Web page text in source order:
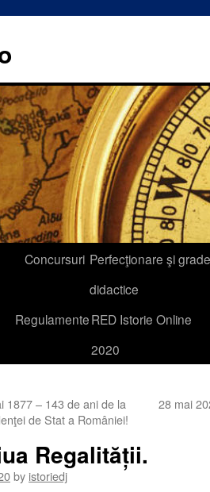
Concursuri Perfecţionare şi grade
didactice
RegulamenteRED Istorie Online
2020
1877 – 143 de ani de la
de Stat a României!
28 mai
Regalității.
by istoriedj